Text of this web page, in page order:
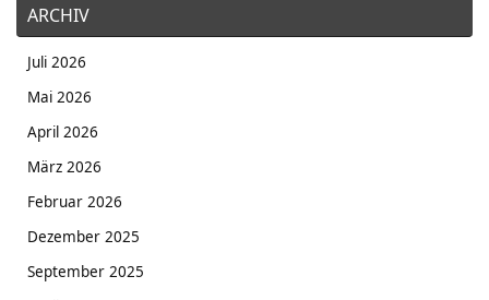
ARCHIV
Juli 2026
Mai 2026
April 2026
März 2026
Februar 2026
Dezember 2025
September 2025